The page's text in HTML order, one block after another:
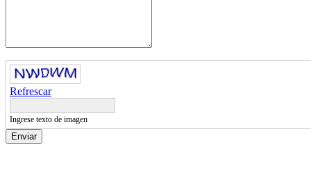
Refrescar
Ingrese texto de imagen